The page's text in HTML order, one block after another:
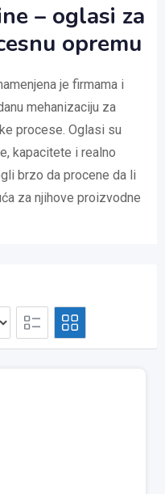
– oglasi za
opremu
je firmama i
mehanizaciju za
procese. Oglasi su
kapacitete i realno
brzo da procene da li
za njihove proizvodne